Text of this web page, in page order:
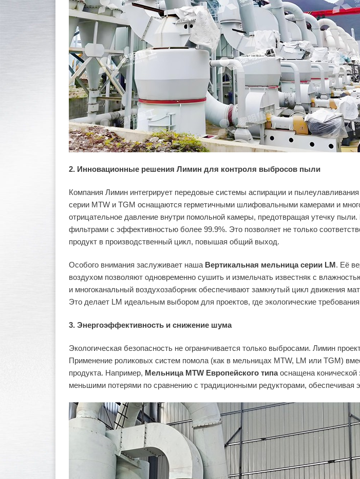
2. Инновационные решения Лимин для контроля выбросов пыли
Компания Лимин интегрирует передовые системы аспирации и
серии MTW и TGM оснащаются герметичными шлифовальными камерами и
отрицательное давление внутри помольной камеры, предотвращая утечку
фильтрами с эффективностью более 99.9%. Это позволяет не только
продукт в производственный цикл, повышая общий выход.
Особого внимания заслуживает наша Вертикальная мельница серии LM . Её
воздухом позволяют одновременно сушить и измельчать известняк с
и многоканальный воздухозаборник обеспечивают замкнутый цикл движения
Это делает LM идеальным выбором для проектов, где экологические
3. Энергоэффективность и снижение шума
Экологическая безопасность не ограничивается только выбросами. Лимин
Применение роликовых систем помола (как в мельницах MTW, LM или TGM)
продукта. Например, Мельница MTW Европейского типаоснащена конической
меньшими потерями по сравнению с традиционными редукторами, обеспечивая